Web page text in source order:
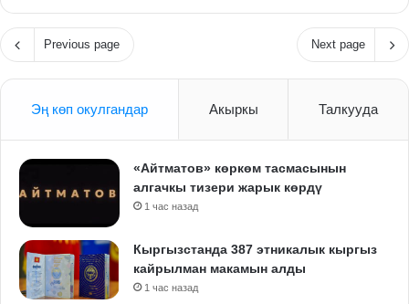
Previous page Next page
Эң көп окулгандар Акыркы Талкууда
«Айтматов» көркөм тасмасынын
алгачкы тизери жарык көрдү
1 час назад
Кыргызстанда 387 этникалык кыргыз
кайрылман макамын алды
1 час назад